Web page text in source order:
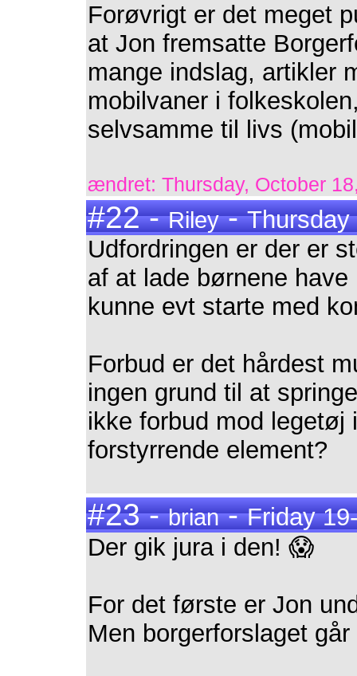
Forøvrigt er det meget
at Jon fremsatte
mange indslag, artikler
mobilvaner i
selvsamme til livs
ændret: Thursday, October
#22 -Riley-
Udfordringen er der er
af at lade børnene
kunne evt starte med
Forbud er det hårdest
ingen grund til at
ikke forbud mod
forstyrrende element?
#23 -brian-Friday
Der gik jura i den! 😱
For det første er Jon
Men borgerforslaget